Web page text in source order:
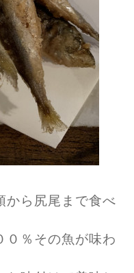
から尻尾まで食べ
０％その魚が味わ